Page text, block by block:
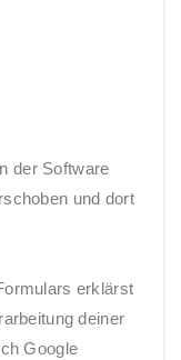
der Software
und dort
erklärst
deiner
Google